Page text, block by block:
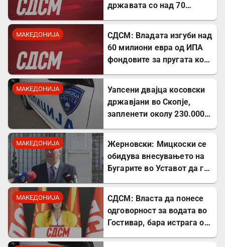
државата со над 70
МАКЕДОНИЈА
СДСМ: Владата изгуби над
60 милиони евра од ИПА
фондовите за пругата кон
МАКЕДОНИЈА
Уапсени двајца косовски
државјани во Скопје,
запленети околу 230.000
МАКЕДОНИЈА
Жерновски: Мицкоски се
обидува внесувањето на
Бугарите во Уставот да го
МАКЕДОНИЈА
СДСМ: Власта да понесе
одговорност за водата во
Гостивар, бара истрага од